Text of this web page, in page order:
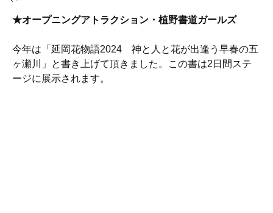
★オープニングアトラクション・植野書道ガールズ
今年は「延岡花物語2024 神と人と花が出逢う早春の五
ヶ瀬川」と書き上げて頂きました。この書は2日間ステ
ージに展示されます。